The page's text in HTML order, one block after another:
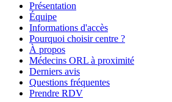
Présentation
Équipe
Informations d'accès
Pourquoi choisir centre ?
À propos
Médecins ORL à proximité
Derniers avis
Questions fréquentes
Prendre RDV